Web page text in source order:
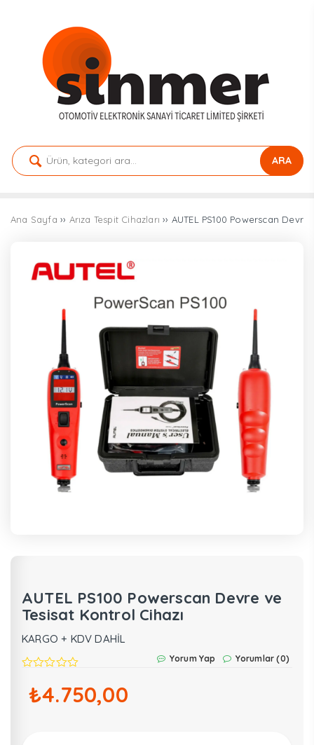
ARA
Ana Sayfa ›› Arıza Tespit Cihazları ›› AUTEL PS100 Powerscan
AUTEL PS100 Powerscan Devre ve
Tesisat Kontrol Cihazı
KARGO + KDV DAHİL
Yorum Yap Yorumlar (0)
₺4.750,00